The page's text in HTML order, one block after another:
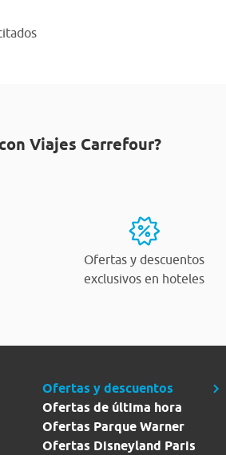
Viajes Carrefour?
Ofertas y descuentos
exclusivos en hoteles
Ofertas y descuentos
Ofertas de última hora
Ofertas Parque Warner
Ofertas Disneyland Paris